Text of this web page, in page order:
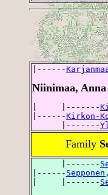
|------
Niinimaa,
|     |-------
|------Kirkon-
      |-------
Family
      |-------
|------
|     |-------